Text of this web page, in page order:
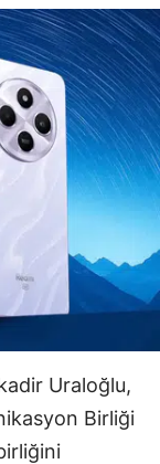
Burdur
Çanakkale
Denizli
Uraloğlu,
Birliği